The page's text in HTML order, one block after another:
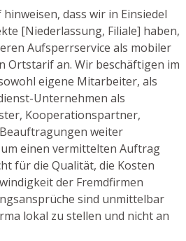
dass wir in Einsiedel
[Niederlassung, Filiale] haben,
Aufsperrservice als mobiler
Ortstarif an. Wir beschäftigen im
eigene Mitarbeiter, als
Unternehmen als
Kooperationspartner,
weiter
einen vermittelten Auftrag
für die Qualität, die Kosten
der Fremdfirmen
sind unmittelbar
lokal zu stellen und nicht an